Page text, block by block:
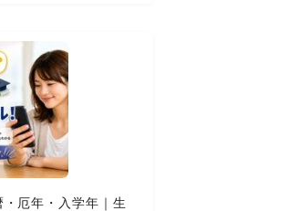
厄年・入学年｜生